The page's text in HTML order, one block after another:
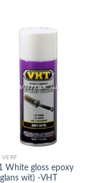
VERF
White gloss epoxy
wit) -VHT